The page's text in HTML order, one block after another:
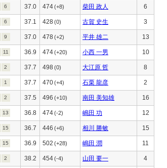
6 37.0 474(+8) 柴田 政人 6
6 37.1 428(0) 古賀 史生 3
9 37.0 478 (+2) 平井 雄二 13
11 36.9 474(+20) 小西 一男 10
2 37.7 498 (0) 大江原 哲 8
1 37.7 470(+4) 石栗 龍彦 2
2 37.5 496 (+10) 南田 美知雄 16
13 36.8 474(-2) 嶋田 功 12
15 36.7 446 (+6) 相川 勝敏 15
15 36.9 502 (+28) 嶋田 潤 11
2 38.2 454(-4) 山田 要一 4